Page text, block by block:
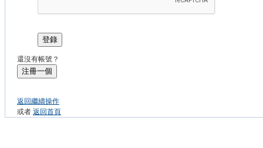
登錄
還沒有帳號？
注冊一個
返回繼續操作
或者 返回首頁